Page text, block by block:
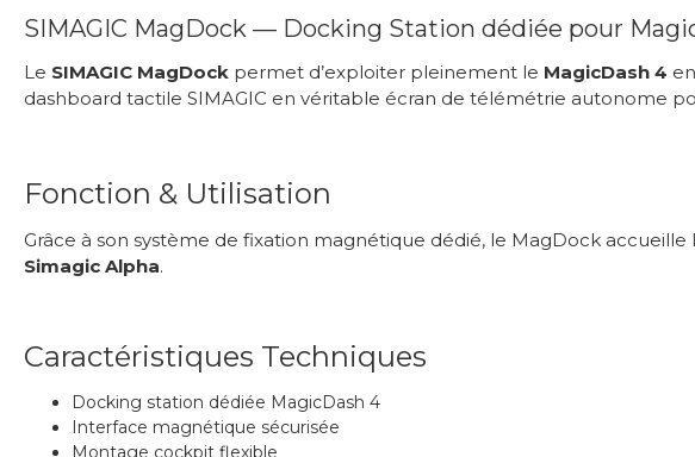
SIMAGIC MagDock — Docking Station dédiée pour
Le SIMAGIC MagDock permet d’exploiter pleinement le MagicDash 4
dashboard tactile SIMAGIC en véritable écran de télémétrie autonome
Fonction & Utilisation
Grâce à son système de fixation magnétique dédié, le MagDock accueille
Simagic Alpha.
Caractéristiques Techniques
Docking station dédiée MagicDash 4
Interface magnétique sécurisée
Montage cockpit flexible